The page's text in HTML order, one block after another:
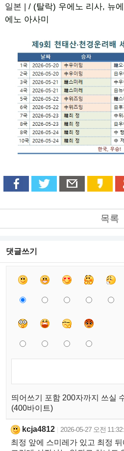
일본 | / (탈락) 우에노 리사, 뉴
에노 아사미
목록
댓글쓰기
띄어쓰기 포함 200자까지 쓰실
(400바이트)
kcja4812 2026-05-27 오전
최정 앞에 스미레가 있고 최정 뒤